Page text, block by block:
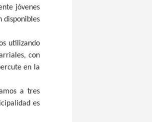
jóvenes
disponibles
utilizando
con
en la
a tres
es